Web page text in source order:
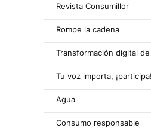
Revista Consumillor
Rompe la cadena
Transformación digital
Tu voz importa, ¡participa!
Agua
Consumo responsable